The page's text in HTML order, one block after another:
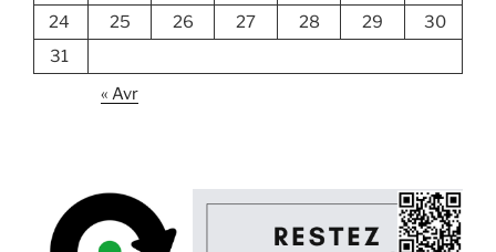
24
25 26 27 28 29
30
31
« Avr